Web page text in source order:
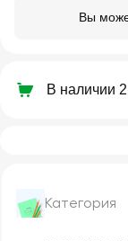
Вы
В наличии
Категория